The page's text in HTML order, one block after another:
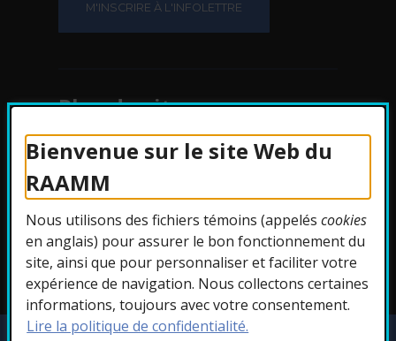
Bienvenue sur le site Web du
RAAMM
Nous utilisons des fichiers témoins (appeléscookies
en anglais) pour assurer le bon fonctionnement du
site, ainsi que pour personnaliser et faciliter votre
expérience de navigation. Nous collectons certaines
informations, toujours avec votre consentement.
Lire la politique de confidentialité.
Plan du site
Protection des
renseignements
Accessibilité